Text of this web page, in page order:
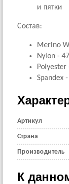
и пятки
Состав:
Merino
Nylon -
Polyester
Spandex
Артикул
Страна
Производитель
К